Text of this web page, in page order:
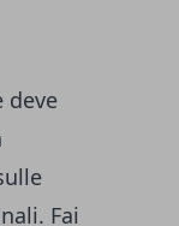
deve
Fai